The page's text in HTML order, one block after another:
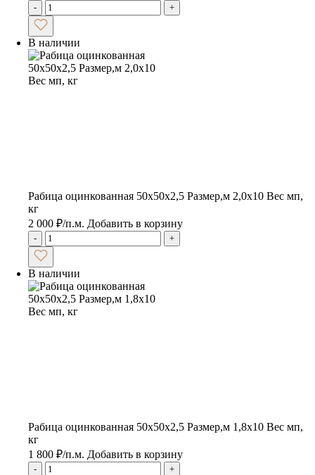
- +
В наличии
Рабица оцинкованная 50х50х2,5 Размер,м 2,0х10 Вес мп,
кг
2 000 ₽/п.м. Добавить в корзину
- +
В наличии
Рабица оцинкованная 50х50х2,5 Размер,м 1,8х10 Вес мп,
кг
1 800 ₽/п.м. Добавить в корзину
- +